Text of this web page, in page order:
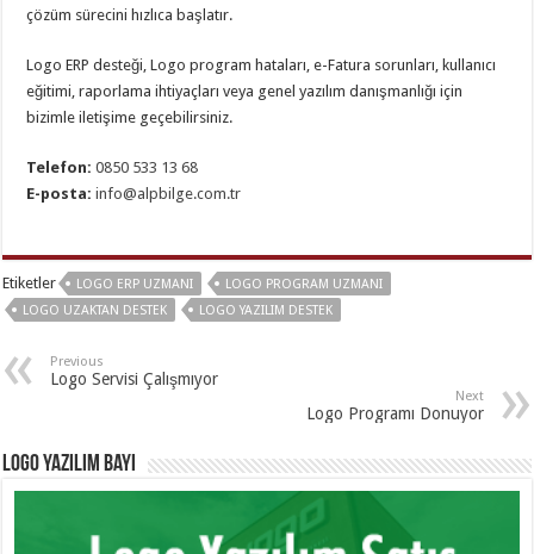
çözüm sürecini hızlıca başlatır.
Logo ERP desteği, Logo program hataları, e-Fatura sorunları, kullanıcı
eğitimi, raporlama ihtiyaçları veya genel yazılım danışmanlığı için
bizimle iletişime geçebilirsiniz.
Telefon: 0850 533 13 68
E-posta: info@alpbilge.com.tr
Etiketler LOGO ERP UZMANI
LOGO PROGRAM UZMANI
LOGO UZAKTAN DESTEK
LOGO YAZILIM DESTEK
Previous
Logo Servisi Çalışmıyor
Next
Logo Programı Donuyor
Logo Yazılım Bayi